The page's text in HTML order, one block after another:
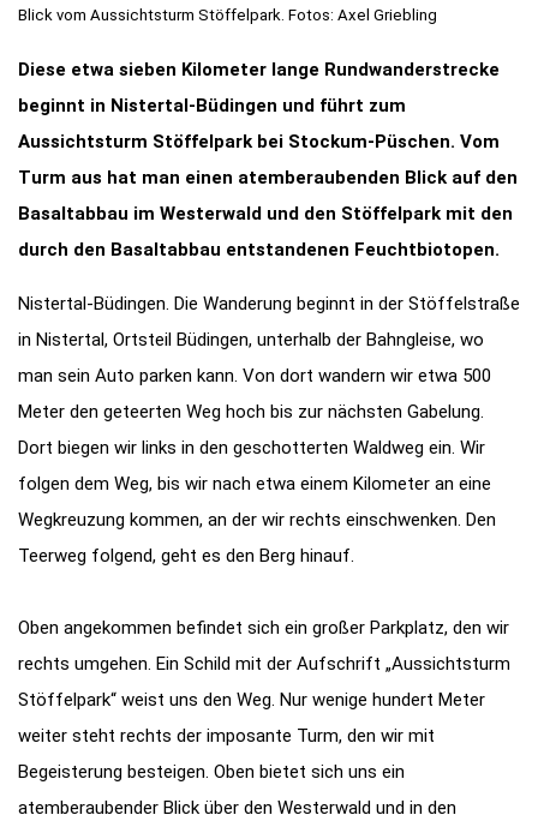
Blick vom Aussichtsturm Stöffelpark. Fotos: Axel Griebling
Diese etwa sieben Kilometer lange Rundwanderstrecke
beginnt in Nistertal-Büdingen und führt zum
Aussichtsturm Stöffelpark bei Stockum-Püschen. Vom
Turm aus hat man einen atemberaubenden Blick auf den
Basaltabbau im Westerwald und den Stöffelpark mit den
durch den Basaltabbau entstandenen Feuchtbiotopen.
Nistertal-Büdingen. Die Wanderung beginnt in der Stöffelstraße
in Nistertal, Ortsteil Büdingen, unterhalb der Bahngleise, wo
man sein Auto parken kann. Von dort wandern wir etwa 500
Meter den geteerten Weg hoch bis zur nächsten Gabelung.
Dort biegen wir links in den geschotterten Waldweg ein. Wir
folgen dem Weg, bis wir nach etwa einem Kilometer an eine
Wegkreuzung kommen, an der wir rechts einschwenken. Den
Teerweg folgend, geht es den Berg hinauf.
Oben angekommen befindet sich ein großer Parkplatz, den wir
rechts umgehen. Ein Schild mit der Aufschrift „Aussichtsturm
Stöffelpark“ weist uns den Weg. Nur wenige hundert Meter
weiter steht rechts der imposante Turm, den wir mit
Begeisterung besteigen. Oben bietet sich uns ein
atemberaubender Blick über den Westerwald und in den